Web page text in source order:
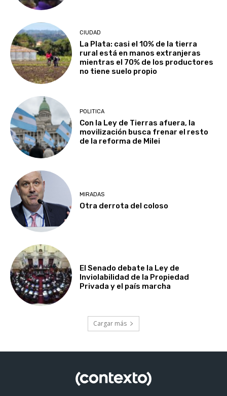
CIUDAD
La Plata: casi el 10% de la tierra
rural está en manos extranjeras
mientras el 70% de los productores
no tiene suelo propio
POLITICA
Con la Ley de Tierras afuera, la
movilización busca frenar el resto
de la reforma de Milei
MIRADAS
Otra derrota del coloso
El Senado debate la Ley de
Inviolabilidad de la Propiedad
Privada y el país marcha
Cargar más